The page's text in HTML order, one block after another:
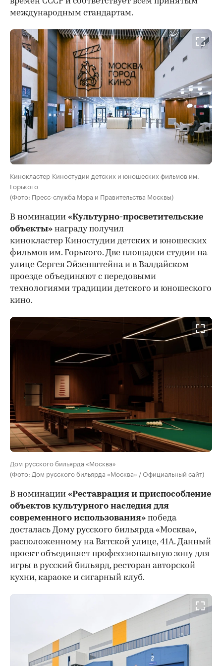
международным стандартам.
Кинокластер Киностудии детских и юношеских фильмов им.
Горького
(Фото: Пресс-служба Мэра и Правительства Москвы)
В номинации «Культурно-просветительские
объекты» награду получил
кинокластер Киностудии детских и юношеских
фильмов им. Горького. Две площадки студии на
улице Сергея Эйзенштейна и в Валдайском
проезде объединяют с передовыми
технологиями традиции детского и юношеского
кино.
Дом русского бильярда «Москва»
(Фото: Дом русского бильярда «Москва» / Официальный сайт)
В номинации «Реставрация и приспособление
объектов культурного наследия для
современного использования» победа
досталась Дому русского бильярда «Москва»,
расположенному на Вятской улице, 41А. Данный
проект объединяет профессиональную зону для
игры в русский бильярд, ресторан авторской
кухни, караоке и сигарный клуб.